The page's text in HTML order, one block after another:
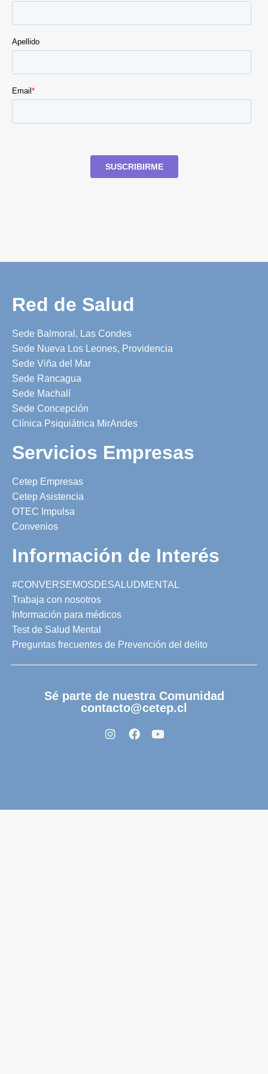
Red de Salud
Sede Balmoral, Las Condes
Sede Nueva Los Leones, Providencia
Sede Viña del Mar
Sede Rancagua
Sede Machalí
Sede Concepción
Clínica Psiquiátrica MirAndes
Servicios Empresas
Cetep Empresas
Cetep Asistencia
OTEC Impulsa
Convenios
Información de Interés
#CONVERSEMOSDESALUDMENTAL
Trabaja con nosotros
Información para médicos
Test de Salud Mental
Preguntas frecuentes de Prevención del delito
Sé parte de nuestra Comunidad
contacto@cetep.cl